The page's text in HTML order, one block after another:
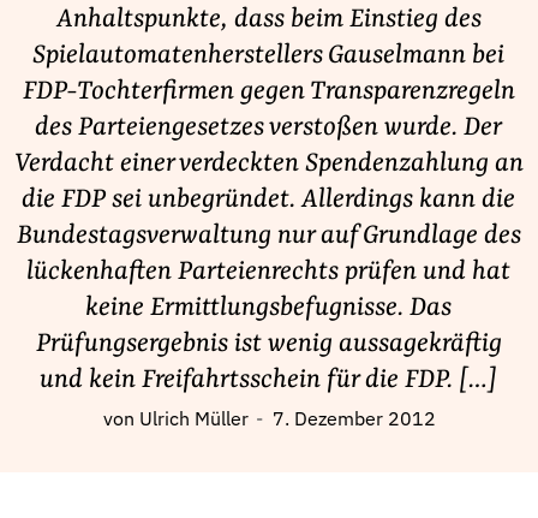
Lobbykritische Stadtführungen
Unsere Schwerpunkte
Lobbykontrolle und Regeln
Lobbyismus und Klima
Macht der Digitalkonzerne
Spenden & Fördern
Fördermitglied werden
Jetzt Spenden
Geschenkspende
Bußgelder und Geldauflagen
Anhaltspunkte, dass beim Einstieg des
Spielautomatenherstellers Gauselmann bei
FDP-Tochterfirmen gegen Transparenzregeln
des Parteiengesetzes verstoßen wurde. Der
Verdacht einer verdeckten Spendenzahlung an
die FDP sei unbegründet. Allerdings kann die
Bundestagsverwaltung nur auf Grundlage des
lückenhaften Parteienrechts prüfen und hat
keine Ermittlungsbefugnisse. Das
Prüfungsergebnis ist wenig aussagekräftig
und kein Freifahrtsschein für die FDP. […]
von Ulrich Müller 7. Dezember 2012